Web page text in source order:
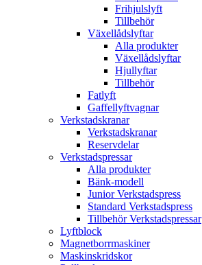
Frihjulslyft
Tillbehör
Växellådslyftar
Alla produkter
Växellådslyftar
Hjullyftar
Tillbehör
Fatlyft
Gaffellyftvagnar
Verkstadskranar
Verkstadskranar
Reservdelar
Verkstadspressar
Alla produkter
Bänk-modell
Junior Verkstadspress
Standard Verkstadspress
Tillbehör Verkstadspressar
Lyftblock
Magnetborrmaskiner
Maskinskridskor